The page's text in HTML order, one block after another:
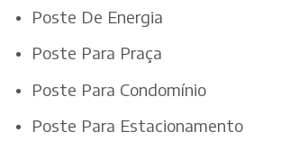
Poste De Energia
Poste Para Praça
Poste Para Condomínio
Poste Para Estacionamento